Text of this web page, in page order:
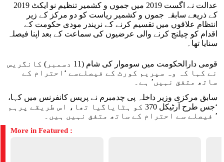
عدالت نے اگست 2019 میں جموں و کشمیر تنظیم نو ایکٹ 2019
کے ذریعے سابقہ جموں و کشمیر ریاست کو دو مرکز کے زیر
انتظام علاقوں میں تقسیم کرنے کے نریندر مودی حکومت کے
اقدام کو چیلنج کرنے والی عرضیوں کی سماعت کے بعد اپنا فیصلہ
سنایا تھا۔
قومی دارالحکومت میں سوموار کی شام (11 دسمبر) کانگریس
نے کہا کہ وہ سپریم کورٹ کے فیصلےسے ‘احترام کے
ساتھ متفق نہیں’ ہے۔
سابق مرکزی وزیر داخلہ پی چدمبرم نے پریس کانفرنس میں کہا،
‘جس طرح آرٹیکل 370 کو ہٹایاگیا تھا، اس طریقے پرہم
فیصلے سے احترام کے ساتھ متفق نہیں ہیں۔’
More in Featured :